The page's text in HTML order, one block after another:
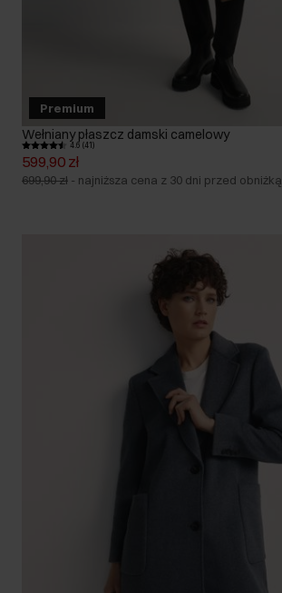
Premium
Wełniany płaszcz damski camelowy
4.6 (41)
599,90 zł
699,90 zł - najniższa cena z 30 dni przed obniżką